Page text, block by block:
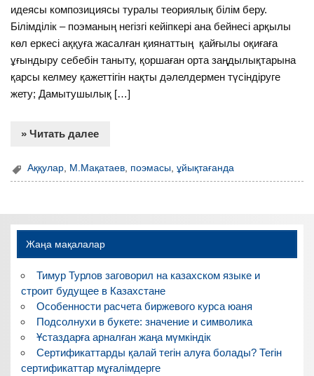
идеясы композициясы туралы теориялық білім беру.
Білімділік – поэманың негізгі кейіпкері ана бейнесі арқылы
көл еркесі аққуға жасалған қиянаттың қайғылы оқиғаға
ұғындыру себебін таныту, қоршаған орта заңдылықтарына
қарсы келмеу қажеттігін нақты дәлелдермен түсіндіруге
жету; Дамытушылық […]
» Читать далее
Аққулар, М.Мақатаев, поэмасы,ұйықтағанда
Жаңа мақалалар
Тимур Турлов заговорил на казахском языке и
строит будущее в Казахстане
Особенности расчета биржевого курса юаня
Подсолнухи в букете: значение и символика
Ұстаздарға арналған жаңа мүмкіндік
Сертификаттарды қалай тегін алуға болады? Тегін
сертификаттар мұғалімдерге